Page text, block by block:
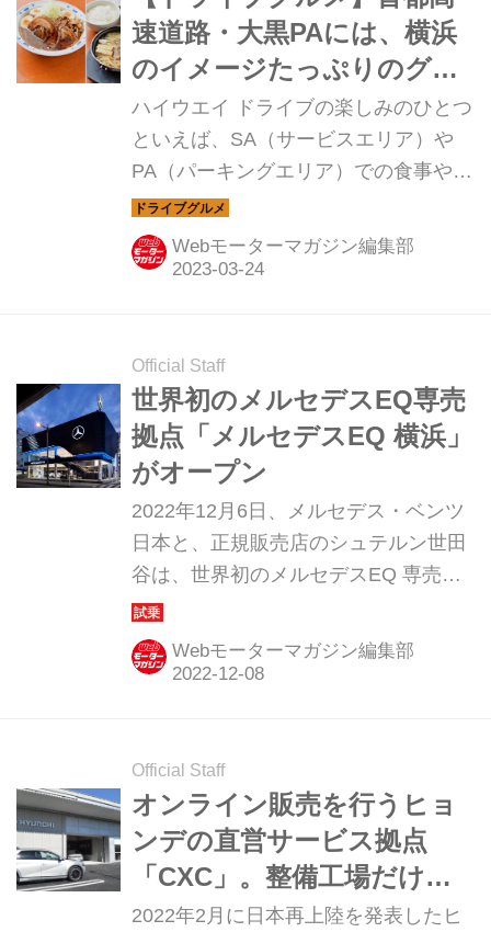
速道路・大黒PAには、横浜
のイメージたっぷりのグル
メが待っている！
ハイウエイ ドライブの楽しみのひとつ
といえば、SA（サービスエリア）や
PA（パーキングエリア）での食事やお
みやげ。今回は、首都高速・大黒PAの
グルメを紹介しよう。
Webモーターマガジン編集部
Official Staff
世界初のメルセデスEQ専売
拠点「メルセデスEQ 横浜」
がオープン
2022年12月6日、メルセデス・ベンツ
日本と、正規販売店のシュテルン世田
谷は、世界初のメルセデスEQ 専売拠
点となる「メルセデスEQ 横浜」を、
横浜市神奈川区に新たにオープンし
た。
Webモーターマガジン編集部
Official Staff
オンライン販売を行うヒョ
ンデの直営サービス拠点
「CXC」。整備工場だけじ
ゃない、さらなる重要な役
2022年2月に日本再上陸を発表したヒ